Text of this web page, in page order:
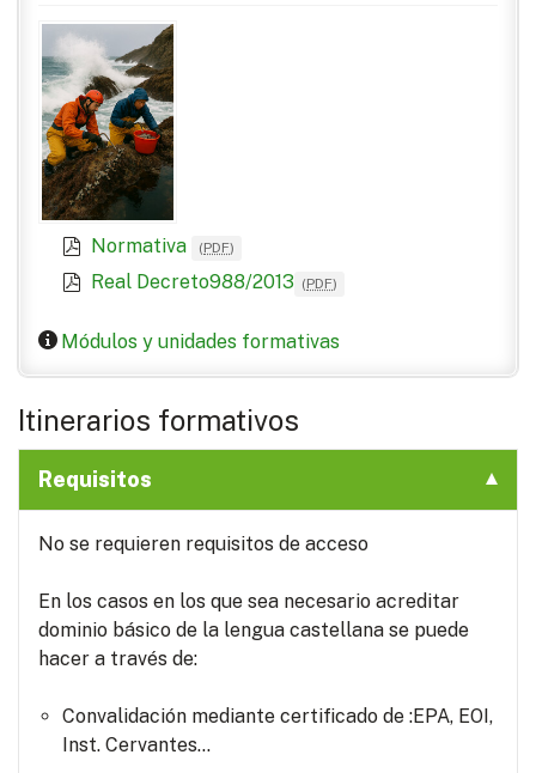
Normativa (PDF)
Real Decreto988/2013 (PDF)
Módulos y unidades formativas
Itinerarios formativos
Requisitos
No se requieren requisitos de acceso
En los casos en los que sea necesario acreditar
dominio básico de la lengua castellana se puede
hacer a través de:
Convalidación mediante certificado de :EPA, EOI,
Inst. Cervantes...